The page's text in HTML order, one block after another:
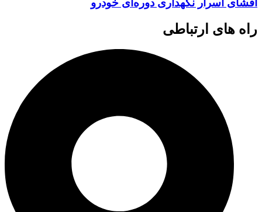
افشای اسرار نگهداری دوره‌ای خودرو
راه های ارتباطی